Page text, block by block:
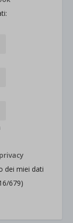
dei miei dati
679)